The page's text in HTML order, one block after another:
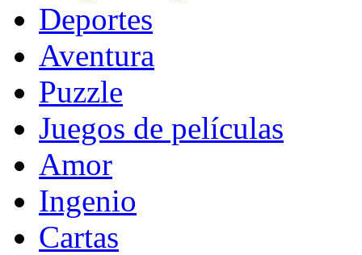
Deportes
Aventura
Puzzle
Juegos de películas
Amor
Ingenio
Cartas